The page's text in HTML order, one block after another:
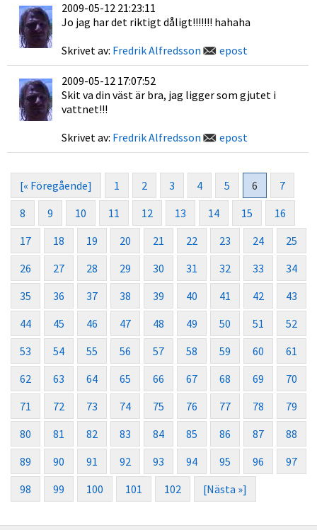
2009-05-12 21:23:11
Jo jag har det riktigt dåligt!!!!!!! hahaha
Skrivet av: Fredrik Alfredsson epost
2009-05-12 17:07:52
Skit va din väst är bra, jag ligger som gjutet i
vattnet!!!
Skrivet av: Fredrik Alfredsson epost
[« Föregående] 1 2 3 4 5 6
7
8
9 10 11 12 13 14 15
16
17
18 19 20 21 22 23 24
25
26
27 28 29 30 31 32 33
34
35
36 37 38 39 40 41 42
43
44
45 46 47 48 49 50 51
52
53
54 55 56 57 58 59 60
61
62
63 64 65 66 67 68 69
70
71
72 73 74 75 76 77 78
79
80
81 82 83 84 85 86 87
88
89
90 91 92 93 94 95 96
97
98
99 100 101 102 [Nästa »]